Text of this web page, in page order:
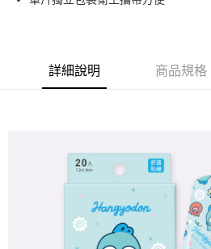
每筆NT$80，滿NT$859(含以上)免運費
付款後7-11取貨
每筆NT$80，滿NT$859(含以上)免運費
每筆NT$85，滿NT$859(含以上)免運費
詳細說明 商品規格